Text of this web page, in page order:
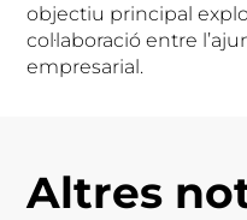
objectiu principal
col·laboració entre
empresarial.
Altres